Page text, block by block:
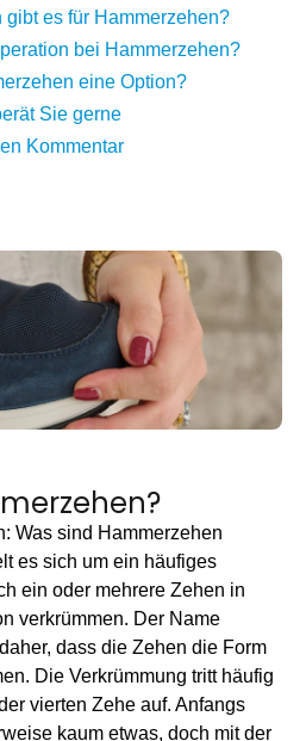
es für Hammerzehen?
bei Hammerzehen?
eine Option?
Sie gerne
Kommentar
Was sind Hammerzehen
es sich um ein häufiges
ein oder mehrere Zehen in
verkrümmen. Der Name
dass die Zehen die Form
Die Verkrümmung tritt häufig
vierten Zehe auf. Anfangs
kaum etwas, doch mit der